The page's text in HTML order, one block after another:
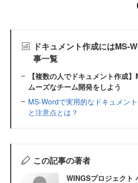
ドキュメント作成にはMS-
事一覧
【複数の人でドキュメント作成
ムーズなチーム開発をしよう
MS-Wordで実用的なドキュメン
と注意点とは？
この記事の著者
WINGSプロジェク